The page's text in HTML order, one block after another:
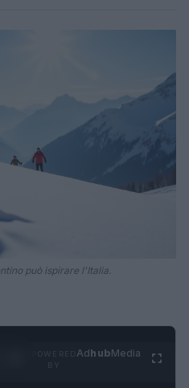
può ispirare l'Italia.
AdhubMedia